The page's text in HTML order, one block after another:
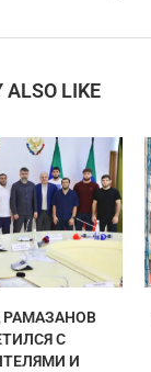
ALSO LIKE
С
И